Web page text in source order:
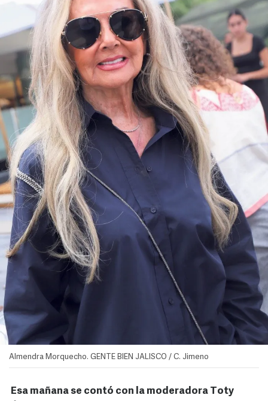
Almendra Morquecho. GENTE BIEN JALISCO / C. Jimeno
Esa mañana se contó con la moderadora Toty